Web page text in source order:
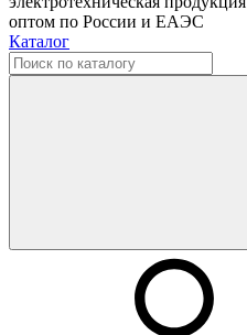
оптом по России и ЕАЭС
Каталог